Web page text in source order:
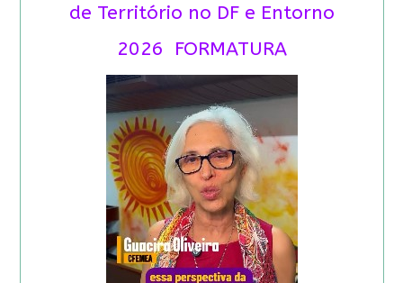
de Território no DF e Entorno
2026 FORMATURA